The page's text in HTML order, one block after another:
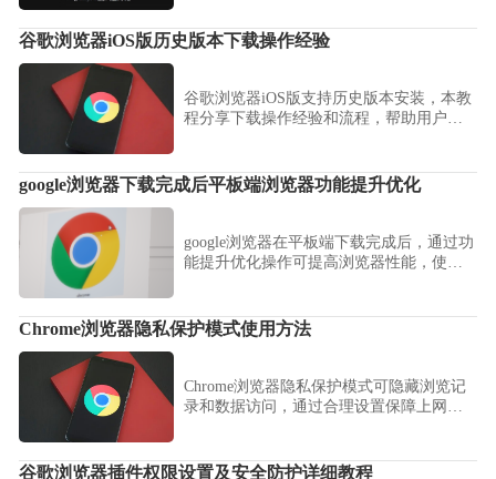
谷歌浏览器iOS版历史版本下载操作经验
谷歌浏览器iOS版支持历史版本安装，本教
程分享下载操作经验和流程，帮助用户灵
google浏览器下载完成后平板端浏览器功能提升优化
google浏览器在平板端下载完成后，通过功
能提升优化操作可提高浏览器性能，使网
Chrome浏览器隐私保护模式使用方法
Chrome浏览器隐私保护模式可隐藏浏览记
录和数据访问，通过合理设置保障上网隐
谷歌浏览器插件权限设置及安全防护详细教程